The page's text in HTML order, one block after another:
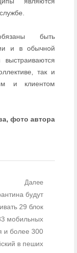
быть
и в обычной
так и
и клиентом
фото автора
Далее
пост: будут
29 блок
мобильных
и более 300
в пеших